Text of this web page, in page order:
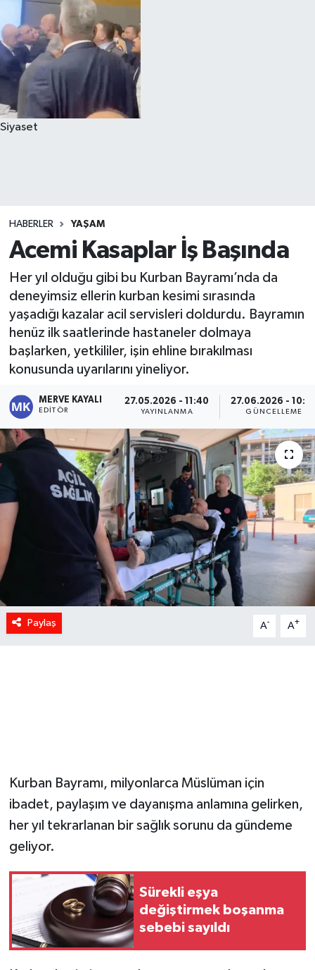
Siyaset
HABERLER YAŞAM
Acemi Kasaplar İş Başında
Her yıl olduğu gibi bu Kurban Bayramı’nda da
deneyimsiz ellerin kurban kesimi sırasında
yaşadığı kazalar acil servisleri doldurdu. Bayramın
henüz ilk saatlerinde hastaneler dolmaya
başlarken, yetkililer, işin ehline bırakılması
konusunda uyarılarını yineliyor.
MERVE KAYALI
EDITÖR
27.05.2026 - 11:40
YAYINLANMA
27.06.2026 -
GÜNCELLEME
Paylaş A- A+
Kurban Bayramı, milyonlarca Müslüman için
ibadet, paylaşım ve dayanışma anlamına gelirken,
her yıl tekrarlanan bir sağlık sorunu da gündeme
geliyor.
Sürekli eşya
değiştirmek boşanma
sebebi sayıldı